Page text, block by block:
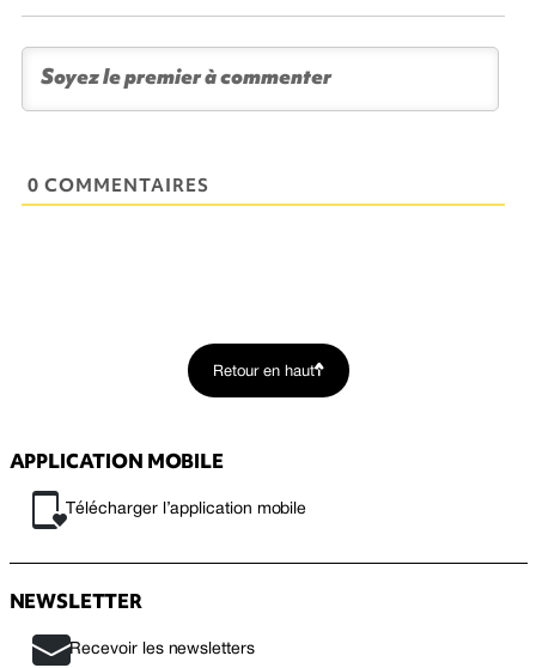
0 COMMENTAIRES
Retour en haut
APPLICATION MOBILE
Télécharger l’application mobile
NEWSLETTER
Recevoir les newsletters